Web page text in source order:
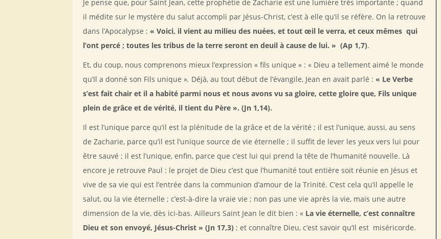
Je pense que, pour Saint Jean, cette prophétie de Zacharie est une lumière très importante ; quand
il médite sur le mystère du salut accompli par Jésus-Christ, c’est à elle qu’il se réfère. On la retrouve
dans l’Apocalypse : « Voici, il vient au milieu des nuées, et tout œil le verra, et ceux mêmes qui
l’ont percé ; toutes les tribus de la terre seront en deuil à cause de lui. » (Ap 1,7).
Et, du coup, nous comprenons mieux l’expression « fils unique » : « Dieu a tellement aimé le monde
qu’Il a donné son Fils unique ». Déjà, au tout début de l’évangile, Jean en avait parlé : « Le Verbe
s’est fait chair et il a habité parmi nous et nous avons vu sa gloire, cette gloire que, Fils unique
plein de grâce et de vérité, il tient du Père ». (Jn 1,14).
Il est l’unique parce qu’il est la plénitude de la grâce et de la vérité ; il est l’unique, aussi, au sens
de Zacharie, parce qu’il est l’unique source de vie éternelle ; il suffit de lever les yeux vers lui pour
être sauvé ; il est l’unique, enfin, parce que c’est lui qui prend la tête de l’humanité nouvelle. Là
encore je retrouve Paul : le projet de Dieu c’est que l’humanité tout entière soit réunie en Jésus et
vive de sa vie qui est l’entrée dans la communion d’amour de la Trinité. C’est cela qu’il appelle le
salut, ou la vie éternelle ; c’est-à-dire la vraie vie ; non pas une vie après la vie, mais une autre
dimension de la vie, dès ici-bas. Ailleurs Saint Jean le dit bien : « La vie éternelle, c’est connaître
Dieu et son envoyé, Jésus-Christ » (Jn 17,3) ; et connaître Dieu, c’est savoir qu’Il est miséricorde.